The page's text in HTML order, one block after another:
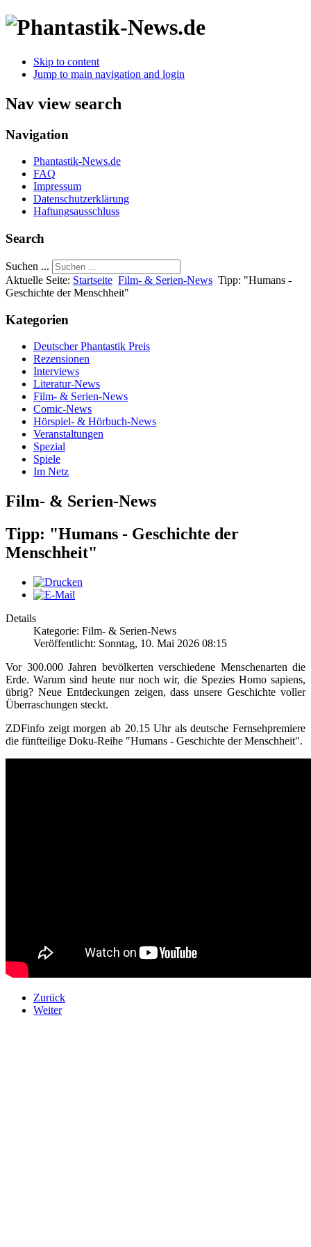
Skip to content
Jump to main navigation and login
Nav view search
Navigation
Phantastik-News.de
FAQ
Impressum
Datenschutzerklärung
Haftungsausschluss
Search
Suchen ...
Aktuelle Seite: Startseite Film- & Serien-News Tipp: "Humans -
Geschichte der Menschheit"
Kategorien
Deutscher Phantastik Preis
Rezensionen
Interviews
Literatur-News
Film- & Serien-News
Comic-News
Hörspiel- & Hörbuch-News
Veranstaltungen
Spezial
Spiele
Im Netz
Film- & Serien-News
Tipp: "Humans - Geschichte der
Menschheit"
Details
Kategorie: Film- & Serien-News
Veröffentlicht: Sonntag, 10. Mai 2026 08:15
Vor 300.000 Jahren bevölkerten verschiedene Menschenarten die
Erde. Warum sind heute nur noch wir, die Spezies Homo sapiens,
übrig? Neue Entdeckungen zeigen, dass unsere Geschichte voller
Überraschungen steckt.
ZDFinfo zeigt morgen ab 20.15 Uhr als deutsche Fernsehpremiere
die fünfteilige Doku-Reihe "Humans - Geschichte der Menschheit".
Zurück
Weiter